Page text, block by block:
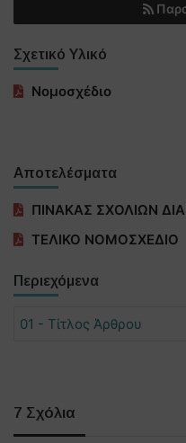
Σχετικό Υλικό
Νομοσχέδιο
Αποτελέσματα
ΠΙΝΑΚΑΣ ΣΧΟΛΙΩΝ
ΤΕΛΙΚΟ ΝΟΜΟΣΧΕΔΙΟ
Περιεχόμενα
01 - Τίτλος Άρθρου
7 Σχόλια